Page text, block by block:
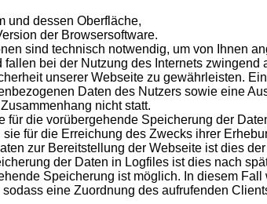
und dessen Oberfläche,
der Browsersoftware.
sind technisch notwendig, um von Ihnen
fallen bei der Nutzung des Internets zwingend
unserer Webseite zu gewährleisten.
Daten des Nutzers sowie eine
nicht statt.
für die vorübergehende Speicherung der
für die Erreichung des Zwecks ihrer
zur Bereitstellung der Webseite ist dies
der Daten in Logfiles ist dies nach
Speicherung ist möglich. In diesem
sodass eine Zuordnung des aufrufenden